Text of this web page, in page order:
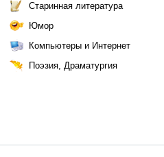
Старинная литература
Юмор
Компьютеры и Интернет
Поэзия, Драматургия